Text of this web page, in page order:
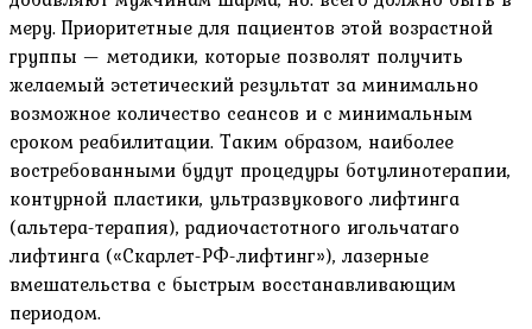
меру. Приоритетные для пациентов этой возрастной
группы — методики, которые позволят получить
желаемый эстетический результат за минимально
возможное количество сеансов и с минимальным
сроком реабилитации. Таким образом, наиболее
востребованными будут процедуры ботулинотерапии,
контурной пластики, ультразвукового лифтинга
(альтера-терапия), радиочастотного игольчатаго
лифтинга («Скарлет-РФ-лифтинг»), лазерные
вмешательства с быстрым восстанавливающим
периодом.